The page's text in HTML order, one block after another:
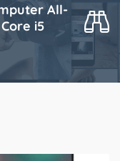
All-
i5